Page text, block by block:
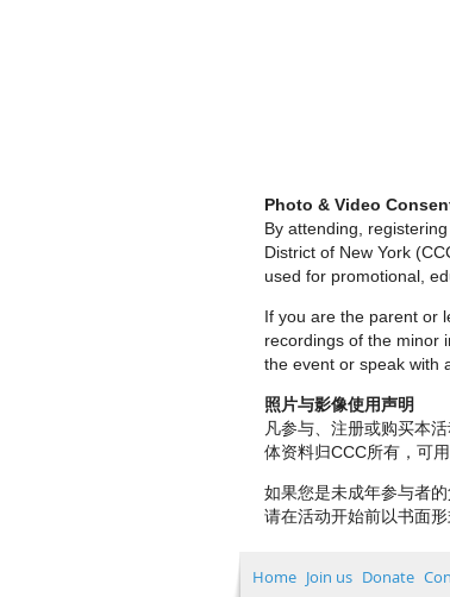
Photo & Video
By attending,
District of New York
used for promotional,
If you are the parent or
recordings of the minor
the event or speak with
照片与影像使用声明
凡参与、注册或购买本
体资料归CCC所有，可
如果您是未成年参与者
请在活动开始前以书面
Home Join us Donate